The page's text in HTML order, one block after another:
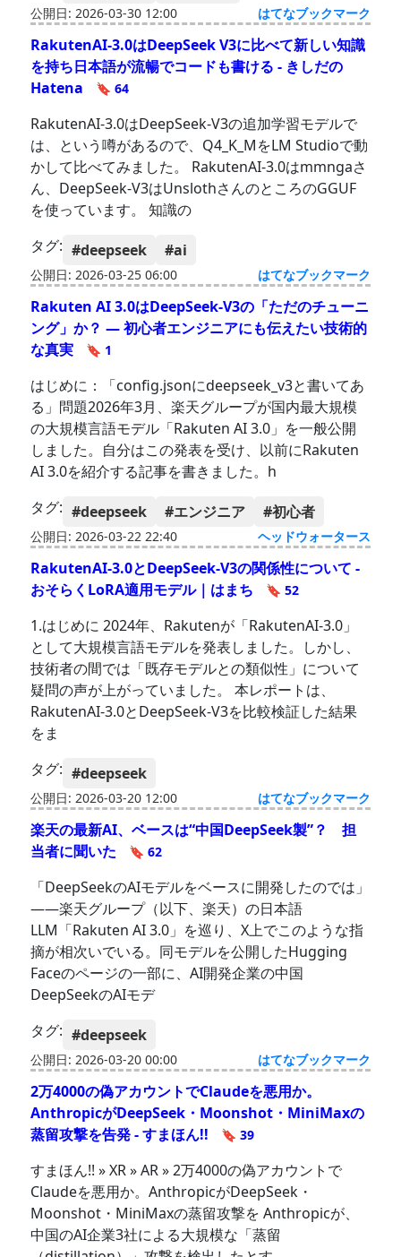
公開日: 2026-03-30 12:00 はてなブックマーク
RakutenAI-3.0はDeepSeek V3に比べて新しい知識
を持ち日本語が流暢でコードも書ける - きしだの
Hatena
🔖 64
RakutenAI-3.0はDeepSeek-V3の追加学習モデルで
は、という噂があるので、Q4_K_MをLM Studioで動
かして比べてみました。 RakutenAI-3.0はmmngaさ
ん、DeepSeek-V3はUnslothさんのところのGGUF
を使っています。 知識の
タグ: #deepseek #ai
公開日: 2026-03-25 06:00 はてなブックマーク
Rakuten AI 3.0はDeepSeek-V3の「ただのチューニ
ング」か？ — 初心者エンジニアにも伝えたい技術的
な真実
🔖 1
はじめに：「config.jsonにdeepseek_v3と書いてあ
る」問題2026年3月、楽天グループが国内最大規模
の大規模言語モデル「Rakuten AI 3.0」を一般公開
しました。自分はこの発表を受け、以前にRakuten
AI 3.0を紹介する記事を書きました。h
タグ: #deepseek #エンジニア #初心者
公開日: 2026-03-22 22:40 ヘッドウォータース
RakutenAI-3.0とDeepSeek-V3の関係性について -
おそらくLoRA適用モデル｜はまち
🔖 52
1.はじめに 2024年、Rakutenが「RakutenAI-3.0」
として大規模言語モデルを発表しました。しかし、
技術者の間では「既存モデルとの類似性」について
疑問の声が上がっていました。 本レポートは、
RakutenAI-3.0とDeepSeek-V3を比較検証した結果
をま
タグ: #deepseek
公開日: 2026-03-20 12:00 はてなブックマーク
楽天の最新AI、ベースは“中国DeepSeek製”？ 担
当者に聞いた
🔖 62
「DeepSeekのAIモデルをベースに開発したのでは」
――楽天グループ（以下、楽天）の日本語
LLM「Rakuten AI 3.0」を巡り、X上でこのような指
摘が相次いでいる。同モデルを公開したHugging
Faceのページの一部に、AI開発企業の中国
DeepSeekのAIモデ
タグ: #deepseek
公開日: 2026-03-20 00:00 はてなブックマーク
2万4000の偽アカウントでClaudeを悪用か。
AnthropicがDeepSeek・Moonshot・MiniMaxの
蒸留攻撃を告発 - すまほん!!
🔖 39
すまほん!! » XR » AR » 2万4000の偽アカウントで
Claudeを悪用か。AnthropicがDeepSeek・
Moonshot・MiniMaxの蒸留攻撃を Anthropicが、
中国のAI企業3社による大規模な「蒸留